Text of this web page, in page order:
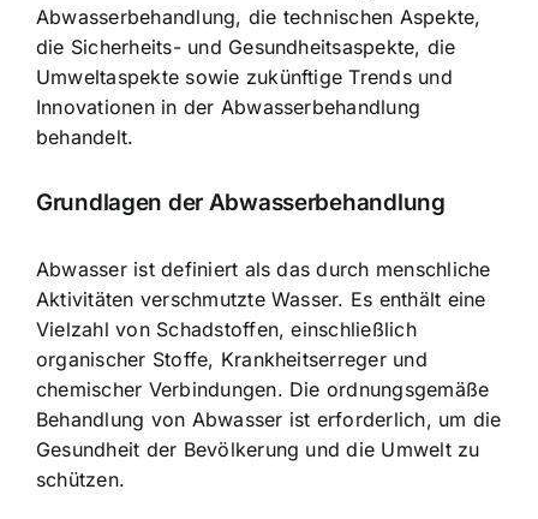
Abwasserbehandlung, die technischen Aspekte,
die Sicherheits- und Gesundheitsaspekte, die
Umweltaspekte sowie zukünftige Trends und
Innovationen in der Abwasserbehandlung
behandelt.
Grundlagen der Abwasserbehandlung
Abwasser ist definiert als das durch menschliche
Aktivitäten verschmutzte Wasser. Es enthält eine
Vielzahl von Schadstoffen, einschließlich
organischer Stoffe, Krankheitserreger und
chemischer Verbindungen. Die ordnungsgemäße
Behandlung von Abwasser ist erforderlich, um die
Gesundheit der Bevölkerung und die Umwelt zu
schützen.